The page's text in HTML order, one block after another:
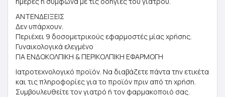
ΑΝΤΕΝΔΕΙΞΕΙΣ
Δεν υπάρχουν.
Περιέχει 9 δοσομετρικούς εφαρμοστές μίας χρήσης.
Γυναικολογικά ελεγμένο
ΓΙΑ ΕΝΔΟΚΟΛΠΙΚΗ & ΠΕΡΙΚΟΛΠΙΚΗ ΕΦΑΡΜΟΓΗ
Ιατροτεχνολογικό προϊόν. Να διαβάζετε πάντα την ετικέτα
και τις πληροφορίες για το προϊόν πριν από τη χρήση.
Συμβουλευθείτε τον γιατρό ή τον φαρμακοποιό σας.